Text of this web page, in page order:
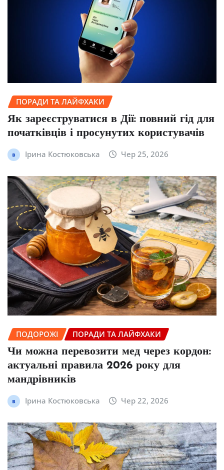
ПОРАДИ ТА ЛАЙФХАКИ
Як зареєструватися в Дії: повний гід для
початківців і просунутих користувачів
Ірина Костюковська Чер 25, 2026
ПОДОРОЖІ ПОРАДИ ТА ЛАЙФХАКИ
Чи можна перевозити мед через кордон:
актуальні правила 2026 року для
мандрівників
Ірина Костюковська Чер 22, 2026